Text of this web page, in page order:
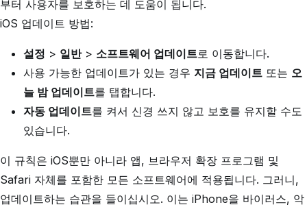
부터 사용자를 보호하는 데 도움이 됩니다.
iOS 업데이트 방법:
설정 > 일반> 소프트웨어 업데이트로 이동합니다.
사용 가능한 업데이트가 있는 경우 지금 업데이트또는 오
늘 밤 업데이트를 탭합니다.
자동 업데이트를 켜서 신경 쓰지 않고 보호를 유지할 수도
있습니다.
이 규칙은 iOS뿐만 아니라 앱, 브라우저 확장 프로그램 및
Safari 자체를 포함한 모든 소프트웨어에 적용됩니다. 그러니,
업데이트하는 습관을 들이십시오. 이는 iPhone을 바이러스, 악